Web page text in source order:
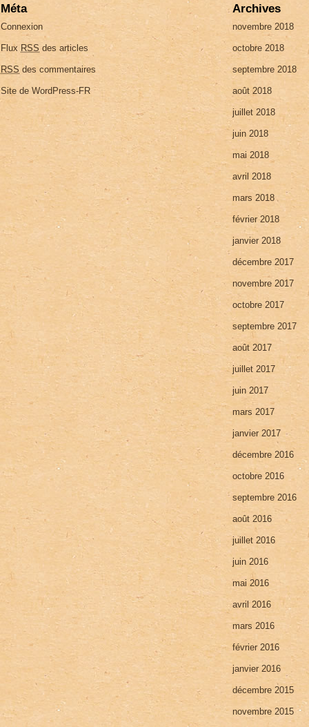
Méta
Connexion
Flux RSS des articles
RSS des commentaires
Site de WordPress-FR
Archives
novembre 2018
octobre 2018
septembre 2018
août 2018
juillet 2018
juin 2018
mai 2018
avril 2018
mars 2018
février 2018
janvier 2018
décembre 2017
novembre 2017
octobre 2017
septembre 2017
août 2017
juillet 2017
juin 2017
mars 2017
janvier 2017
décembre 2016
octobre 2016
septembre 2016
août 2016
juillet 2016
juin 2016
mai 2016
avril 2016
mars 2016
février 2016
janvier 2016
décembre 2015
novembre 2015